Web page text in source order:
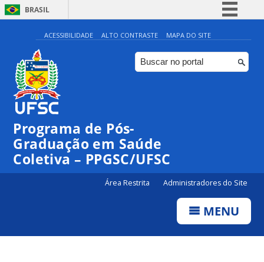
BRASIL
Simplifique!
Comunica BR
Participe
ACESSIBILIDADE ALTO CONTRASTE MAPA DO SITE
Programa de Pós-
Graduação em Saúde
Coletiva – PPGSC/UFSC
Área Restrita Administradores do Site
MENU